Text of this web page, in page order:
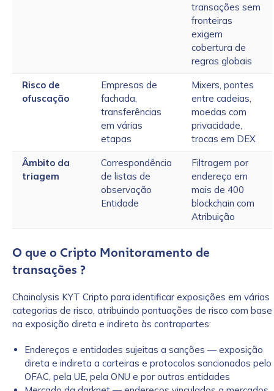
transações sem
fronteiras
exigem
cobertura de
regras globais
Risco de
ofuscação
Empresas de
fachada,
transferências
em várias
etapas
Mixers, pontes
entre cadeias,
moedas com
privacidade,
trocas em DEX
Âmbito da
triagem
Correspondência
de listas de
observação
Entidade
Filtragem por
endereço em
mais de 400
blockchain com
Atribuição
O que o Cripto Monitoramento de
transações ?
Chainalysis KYT Cripto para identificar exposições em várias
categorias de risco, atribuindo pontuações de risco com base
na exposição direta e indireta às contrapartes:
Endereços e entidades sujeitas a sanções — exposição
direta e indireta a carteiras e protocolos sancionados pelo
OFAC, pela UE, pela ONU e por outras entidades